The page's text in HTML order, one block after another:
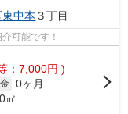
東中本 ３丁目
可能です！
：7,000円 )
0ヶ月
㎡